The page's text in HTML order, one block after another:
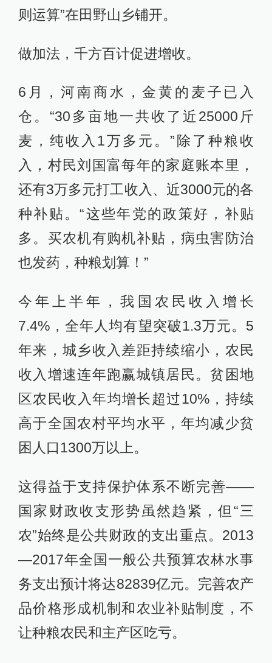
则运算”在田野山乡铺开。
做加法，千方百计促进增收。
6月，河南商水，金黄的麦子已入
仓。“30多亩地一共收了近25000斤
麦，纯收入1万多元。”除了种粮收
入，村民刘国富每年的家庭账本里，
还有3万多元打工收入、近3000元的各
种补贴。“这些年党的政策好，补贴
多。买农机有购机补贴，病虫害防治
也发药，种粮划算！”
今年上半年，我国农民收入增长
7.4%，全年人均有望突破1.3万元。5
年来，城乡收入差距持续缩小，农民
收入增速连年跑赢城镇居民。贫困地
区农民收入年均增长超过10%，持续
高于全国农村平均水平，年均减少贫
困人口1300万以上。
这得益于支持保护体系不断完善——
国家财政收支形势虽然趋紧，但“三
农”始终是公共财政的支出重点。2013
—2017年全国一般公共预算农林水事
务支出预计将达82839亿元。完善农产
品价格形成机制和农业补贴制度，不
让种粮农民和主产区吃亏。